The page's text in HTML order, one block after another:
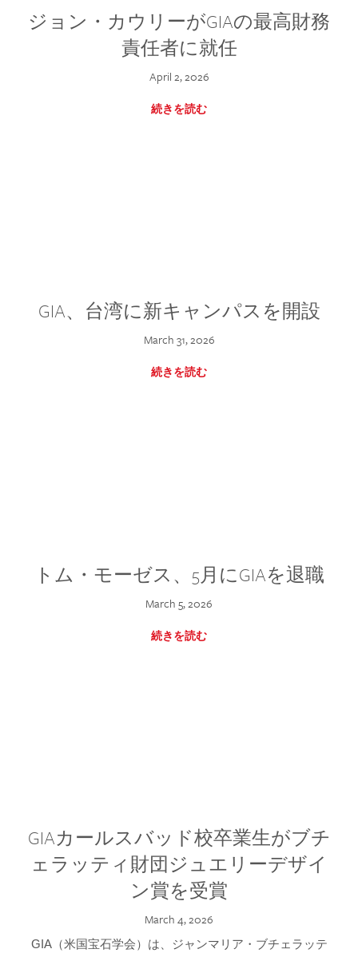
ジョン・カウリーがGIAの最高財務
責任者に就任
April 2, 2026
続きを読む
GIA、台湾に新キャンパスを開設
March 31, 2026
続きを読む
トム・モーゼス、5月にGIAを退職
March 5, 2026
続きを読む
GIAカールスバッド校卒業生がブチ
ェラッティ財団ジュエリーデザイ
ン賞を受賞
March 4, 2026
GIA（米国宝石学会）は、ジャンマリア・ブチェラッテ